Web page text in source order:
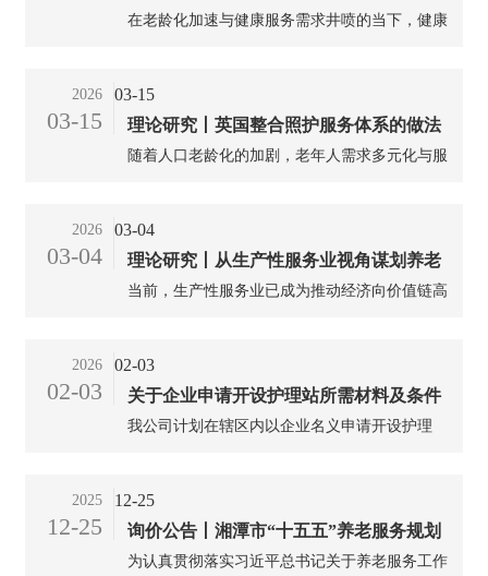
师，还有这个证书一定要考
在老龄化加速与健康服务需求井喷的当下，健康
不同，健康照护师以更广泛的职业定位和更灵活
的就业场景，成为医疗、养老、母婴、家政等多
领域从业者的“黄金跳板”。...
2026
03-15
03-15
理论研究丨英国整合照护服务体系的做法
及启示
随着人口老龄化的加剧，老年人需求多元化与服
与地方政府合作开展整合照护服务。整合照护是
对医疗领域与养老领域、正式照料与非正式照料
等不同领域、部门和行动主体的整合。笔者以英
英国基层医疗养老服务实现社区整合的做法以及
对我国的启示。...
2026
03-04
03-04
理论研究丨从生产性服务业视角谋划养老
事业和养老产业协同发展
当前，生产性服务业已成为推动经济向价值链高
理、售后服务等重要环节，直接决定产业体系的
运行效率和附加值水平。作为“全国积极应对人
口老龄化重点联系城市”，湖南省常德市正处在
概念，跳出传统养老服务模式的发展思维惯性，
以常德市为例，将养老服务视为一个需要精心设
计、高效运营和持续创新的现代产业体系，期望
2026
02-03
02-03
关于企业申请开设护理站所需材料及条件
的咨询
我公司计划在辖区内以企业名义申请开设护理
等。谢谢！...
2025
12-25
12-25
询价公告丨湘潭市“十五五”养老服务规划
编制项目询价邀请书
为认真贯彻落实习近平总书记关于养老服务工作